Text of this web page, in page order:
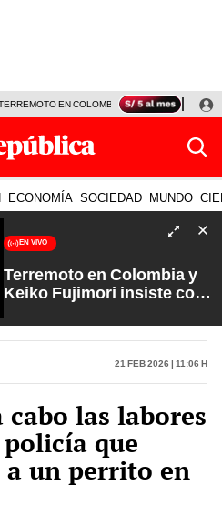
EN COLOMBIA EN VIVO
ECONOMÍA SOCIEDAD MUNDO
EN VIVO
Terremoto en Colombia y
Keiko Fujimori insiste con
Olvide con Carlos Cornejo
21 Feb 2026 | 11:06 h
las labores
que
un perrito en